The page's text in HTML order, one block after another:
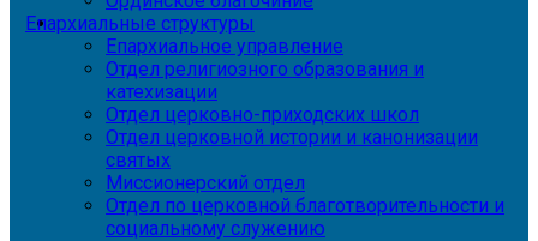
Епархиальные структуры
Епархиальное управление
Отдел религиозного образования и
катехизации
Отдел церковно-приходских школ
Отдел церковной истории и канонизации
святых
Миссионерский отдел
Отдел по церковной благотворительности и
социальному служению